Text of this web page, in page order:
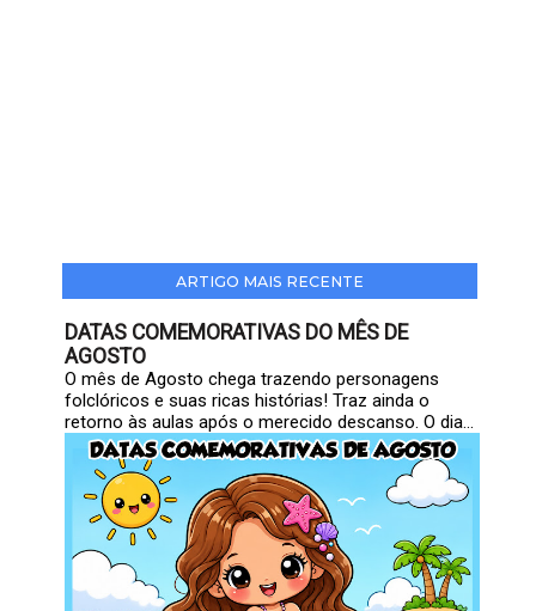
ARTIGO MAIS RECENTE
DATAS COMEMORATIVAS DO MÊS DE
AGOSTO
O mês de Agosto chega trazendo personagens
folclóricos e suas ricas histórias! Traz ainda o
retorno às aulas após o merecido descanso. O dia...